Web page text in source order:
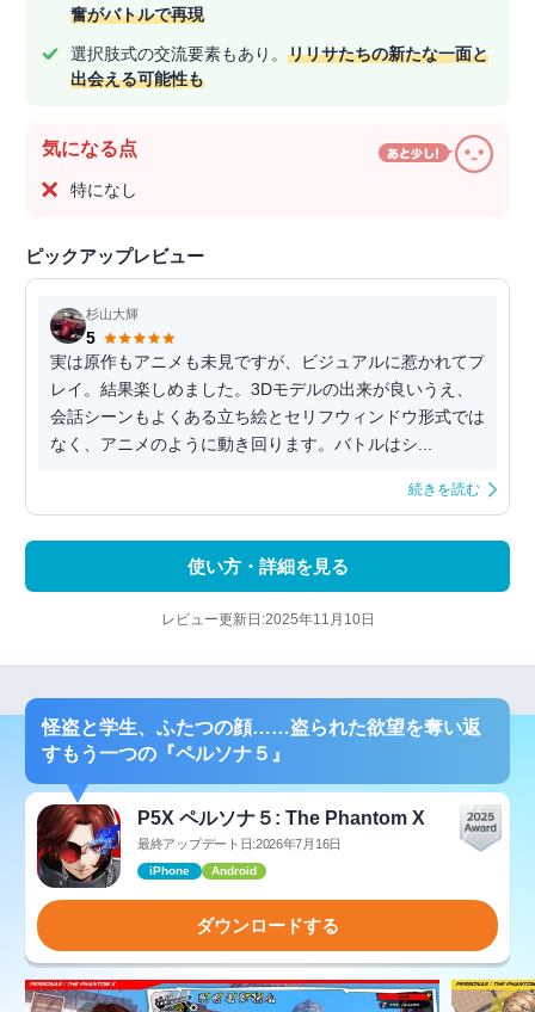
奮がバトルで再現
選択肢式の交流要素もあり。 リリサたちの新たな一面と
出会える可能性も
気になる点
特になし
ピックアップレビュー
杉山大輝
5
実は原作もアニメも未見ですが、ビジュアルに惹かれてプ
レイ。結果楽しめました。3Dモデルの出来が良いうえ、
会話シーンもよくある立ち絵とセリフウィンドウ形式では
なく、アニメのように動き回ります。バトルはシ...
続きを読む
使い方・詳細を見る
レビュー更新日:2025年11月10日
怪盗と学生、ふたつの顔……盗られた欲望を奪い返
すもう一つの『ペルソナ５』
P5X ペルソナ５: The Phantom X
最終アップデート日:2026年7月16日
iPhone Android
ダウンロードする